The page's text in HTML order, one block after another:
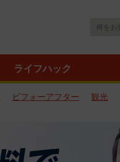
ライフハック
ビフォーアフター 観光